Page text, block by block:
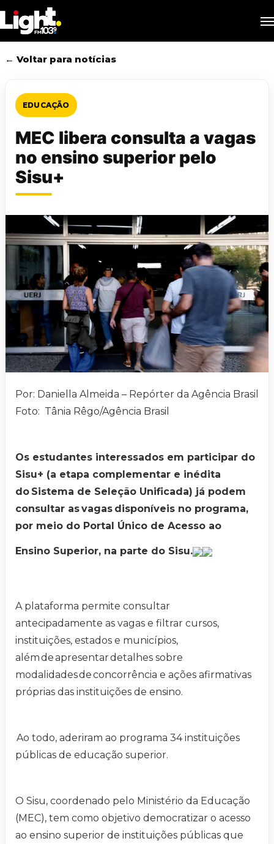
to
main
content
← Voltar para notícias
EDUCAÇÃO
MEC libera consulta a vagas
no ensino superior pelo
Sisu+
Por: Daniella Almeida – Repórter da Agência Brasil
Foto: Tânia Rêgo/Agência Brasil
Os estudantes interessados em participar do
Sisu+ (a etapa complementar e inédita
do Sistema de Seleção Unificada) já podem
consultar as vagas disponíveis no programa,
por meio do Portal Único de Acesso ao
Ensino Superior, na parte do Sisu.
A plataforma permite consultar
antecipadamente as vagas e filtrar cursos,
instituições, estados e municípios,
além de apresentar detalhes sobre
modalidades de concorrência e ações afirmativas
próprias das instituições de ensino.
Ao todo, aderiram ao programa 34 instituições
públicas de educação superior.
O Sisu, coordenado pelo Ministério da Educação
(MEC), tem como objetivo democratizar o acesso
ao ensino superior de instituições públicas que